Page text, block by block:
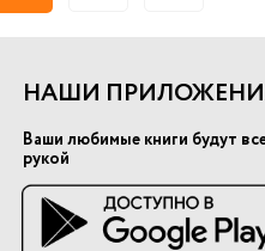
НАШИ
Ваши любимые книги будут
рукой